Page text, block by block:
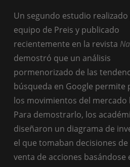
Un segundo estudio
equipo de Preis y publicado
recientemente en la revista
demostró que un análisis
pormenorizado de las
búsqueda en Google permite
los movimientos del mercado
Para demostrarlo, los
diseñaron un diagrama de
el que tomaban decisiones
venta de acciones basándose